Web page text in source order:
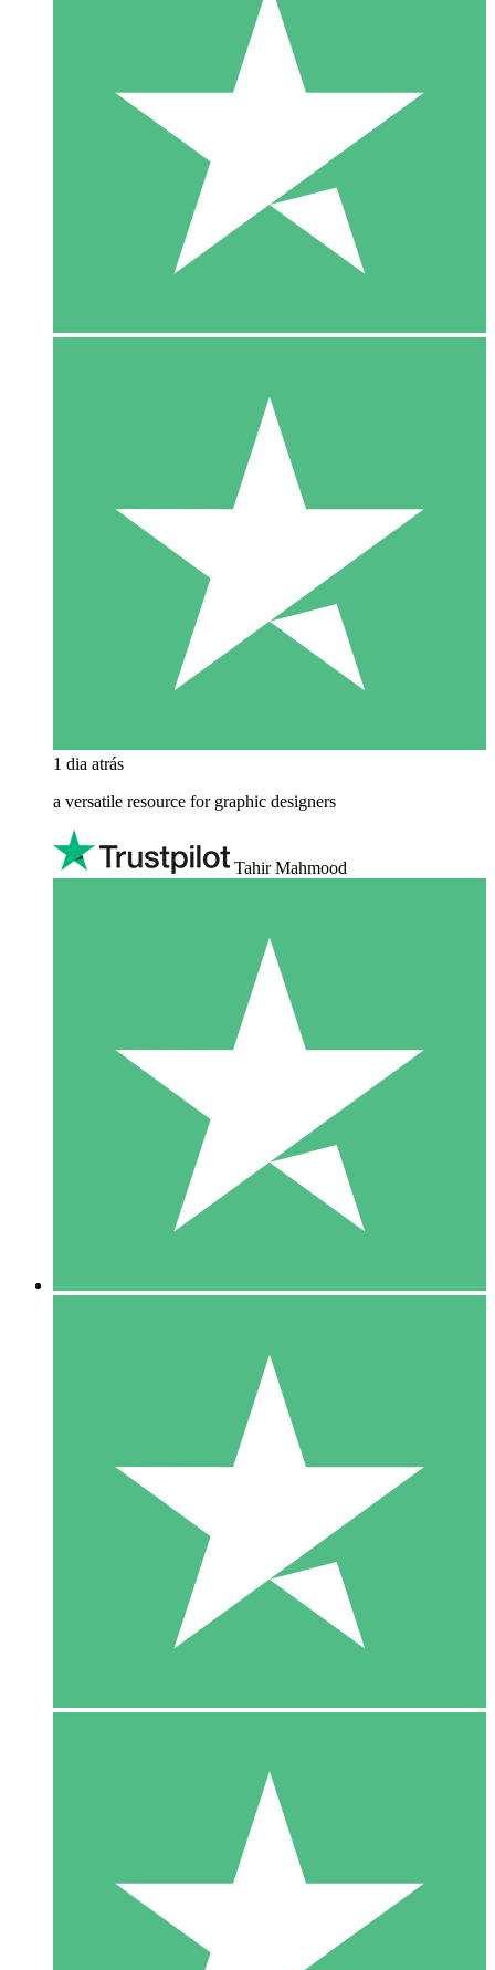
1 dia atrás
a versatile resource for graphic designers
Tahir Mahmood